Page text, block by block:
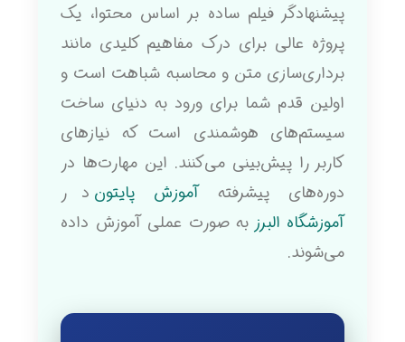
پیشنهادگر فیلم ساده بر اساس محتوا، یک
پروژه عالی برای درک مفاهیم کلیدی مانند
برداری‌سازی متن و محاسبه شباهت است و
اولین قدم شما برای ورود به دنیای ساخت
سیستم‌های هوشمندی است که نیازهای
کاربر را پیش‌بینی می‌کنند. این مهارت‌ها در
دوره‌های پیشرفتهآموزش پایتون در
آموزشگاه البرز به صورت عملی آموزش داده
می‌شوند.